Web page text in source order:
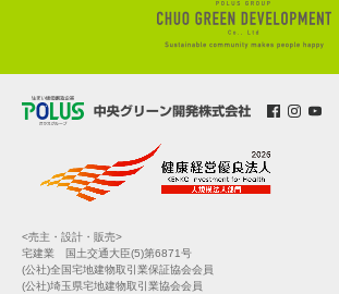
<売主・設計・販売>
宅建業 国土交通大臣(5)第6871号
(公社)全国宅地建物取引業保証協会会員
(公社)埼玉県宅地建物取引業協会会員